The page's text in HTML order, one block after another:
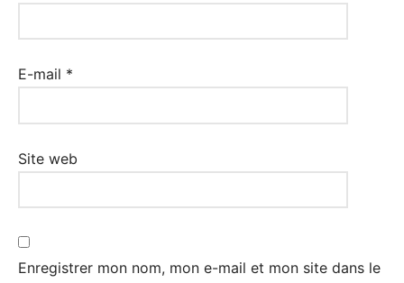
E-mail *
Site web
Enregistrer mon nom, mon e-mail et mon site dans le